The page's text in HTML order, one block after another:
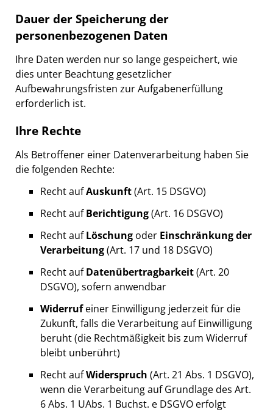
Dauer der Speicherung der
personenbezogenen Daten
Ihre Daten werden nur so lange gespeichert, wie
dies unter Beachtung gesetzlicher
Aufbewahrungsfristen zur Aufgabenerfüllung
erforderlich ist.
Ihre Rechte
Als Betroffener einer Datenverarbeitung haben Sie
die folgenden Rechte:
Recht aufAuskunft(Art. 15 DSGVO)
Recht aufBerichtigung(Art. 16 DSGVO)
Recht aufLöschung oder Einschränkung der
Verarbeitung(Art. 17 und 18 DSGVO)
Recht aufDatenübertragbarkeit(Art. 20
DSGVO), sofern anwendbar
Widerrufeiner Einwilligung jederzeit für die
Zukunft, falls die Verarbeitung auf Einwilligung
beruht (die Rechtmäßigkeit bis zum Widerruf
bleibt unberührt)
Recht aufWiderspruch (Art. 21 Abs. 1 DSGVO),
wenn die Verarbeitung auf Grundlage des Art.
6 Abs. 1 UAbs. 1 Buchst. e DSGVO erfolgt